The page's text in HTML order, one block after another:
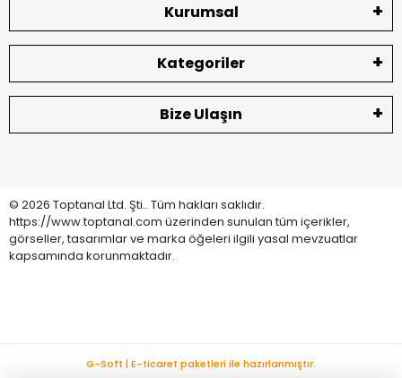
Kurumsal
Kategoriler
Bize Ulaşın
© 2026 Toptanal Ltd. Şti.. Tüm hakları saklıdır.
https://www.toptanal.com üzerinden sunulan tüm içerikler,
görseller, tasarımlar ve marka öğeleri ilgili yasal mevzuatlar
kapsamında korunmaktadır.
G-Soft | E-ticaret paketleri ile hazırlanmıştır.